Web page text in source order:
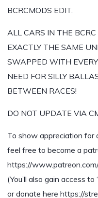
BCRCMODS EDIT.
ALL CARS IN THE
EXACTLY THE SAME
SWAPPED WITH
NEED FOR SILLY
BETWEEN RACES!
DO NOT UPDATE VIA
To show appreciation for
feel free to become a
https://
(You’ll also gain access to
or donate here https://